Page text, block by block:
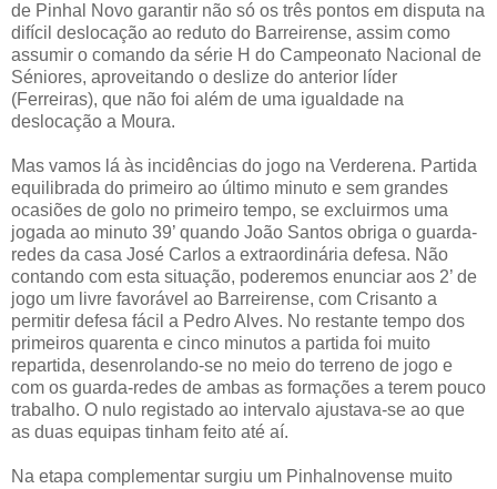
de Pinhal Novo garantir não só os três pontos em disputa na
difícil deslocação ao reduto do Barreirense, assim como
assumir o comando da série H do Campeonato Nacional de
Séniores, aproveitando o deslize do anterior líder
(Ferreiras), que não foi além de uma igualdade na
deslocação a Moura.
Mas vamos lá às incidências do jogo na Verderena. Partida
equilibrada do primeiro ao último minuto e sem grandes
ocasiões de golo no primeiro tempo, se excluirmos uma
jogada ao minuto 39’ quando João Santos obriga o guarda-
redes da casa José Carlos a extraordinária defesa. Não
contando com esta situação, poderemos enunciar aos 2’ de
jogo um livre favorável ao Barreirense, com Crisanto a
permitir defesa fácil a Pedro Alves. No restante tempo dos
primeiros quarenta e cinco minutos a partida foi muito
repartida, desenrolando-se no meio do terreno de jogo e
com os guarda-redes de ambas as formações a terem pouco
trabalho. O nulo registado ao intervalo ajustava-se ao que
as duas equipas tinham feito até aí.
Na etapa complementar surgiu um Pinhalnovense muito